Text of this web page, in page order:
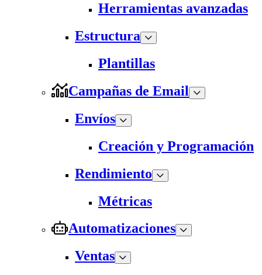
Herramientas avanzadas
Estructura
Plantillas
Campañas de Email
Envíos
Creación y Programación
Rendimiento
Métricas
Automatizaciones
Ventas